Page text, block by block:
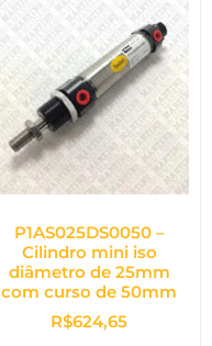
P1AS025DS0050 –
Cilindro mini iso
diâmetro de 25mm
com curso de 50mm
R$624,65